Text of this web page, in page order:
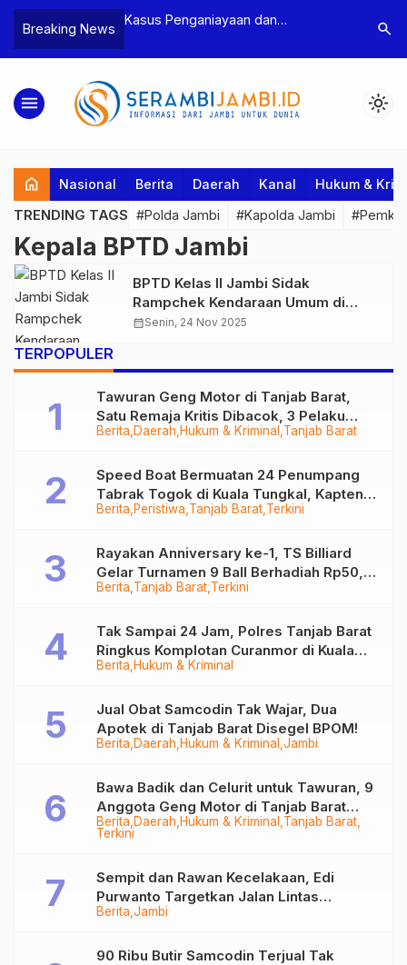
Breaking News
Bea Cukai
Pelaku beserta
dan 146 Gram
Kasus Penganiayaan dan
Tebo Tetapkan Dua Tersangka
Polres
Dua
search
menu light_mode
home Nasional Berita Daerah Kanal Hukum &
TRENDING TAGS #Polda Jambi #Kapolda Jambi
Kepala BPTD Jambi
BPTD Kelas II Jambi Sidak
Rampchek Kendaraan Umum di
Terminal Alam Barajo Pastikan
calendar_monthSenin, 24 Nov 2025
TERPOPULER
Berita Daerah Hukum & Kriminal Tanjab Barat
Tawuran Geng Motor di Tanjab Barat,
Satu Remaja Kritis Dibacok, 3 Pelaku
Ditangkap
Berita Peristiwa Tanjab Barat Terkini
Speed Boat Bermuatan 24 Penumpang
Tabrak Togok di Kuala Tungkal, Kapten
Sempat Hilang
Berita Tanjab Barat Terkini
Rayakan Anniversary ke-1, TS Billiard
Gelar Turnamen 9 Ball Berhadiah Rp50,8
Juta
Berita Hukum & Kriminal
Tak Sampai 24 Jam, Polres Tanjab Barat
Ringkus Komplotan Curanmor di Kuala
Tungkal
Berita Daerah Hukum & Kriminal Jambi
Jual Obat Samcodin Tak Wajar, Dua
Apotek di Tanjab Barat Disegel BPOM!
Berita Daerah Hukum & Kriminal Tanjab Barat
Terkini
Bawa Badik dan Celurit untuk Tawuran, 9
Anggota Geng Motor di Tanjab Barat
Diringkus
Berita Jambi
Sempit dan Rawan Kecelakaan, Edi
Purwanto Targetkan Jalan Lintas
Tungkal-Jambi Mulus di 2028
90 Ribu Butir Samcodin Terjual Tak